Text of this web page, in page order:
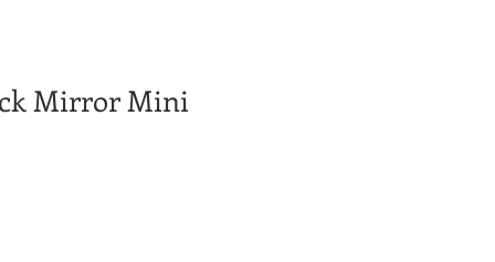
Mirror Mini